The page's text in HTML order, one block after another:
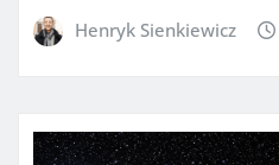
Henryk Sienkiewicz